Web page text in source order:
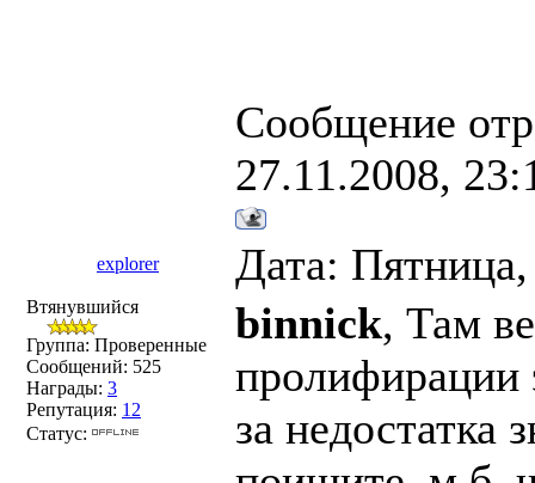
Сообщение
27.11.2008,
explorer Дата:
Втянувшийся
Группа: Проверенные
Сообщений: 525
Награды: 3
Репутация: 12
Статус:
binnick, Там
пролифирации
за недостатка